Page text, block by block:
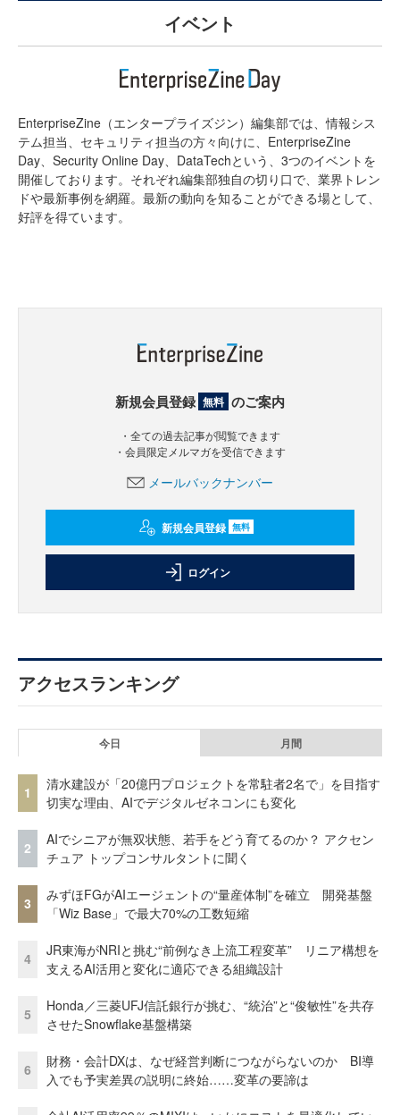
イベント
EnterpriseZine（エンタープライズジン）編集部では、情報シス
テム担当、セキュリティ担当の方々向けに、EnterpriseZine
Day、Security Online Day、DataTechという、3つのイベントを
開催しております。それぞれ編集部独自の切り口で、業界トレン
ドや最新事例を網羅。最新の動向を知ることができる場として、
好評を得ています。
新規会員登録 無料 のご案内
・全ての過去記事が閲覧できます
・会員限定メルマガを受信できます
メールバックナンバー
新規会員登録 無料
ログイン
アクセスランキング
今日 月間
1
清水建設が「20億円プロジェクトを常駐者2名で」を目指す
切実な理由、AIでデジタルゼネコンにも変化
2
AIでシニアが無双状態、若手をどう育てるのか？ アクセン
チュア トップコンサルタントに聞く
3
みずほFGがAIエージェントの“量産体制”を確立 開発基盤
「Wiz Base」で最大70%の工数短縮
4
JR東海がNRIと挑む“前例なき上流工程変革” リニア構想を
支えるAI活用と変化に適応できる組織設計
5
Honda／三菱UFJ信託銀行が挑む、“統治”と“俊敏性”を共存
させたSnowflake基盤構築
6
財務・会計DXは、なぜ経営判断につながらないのか BI導
入でも予実差異の説明に終始……変革の要諦は